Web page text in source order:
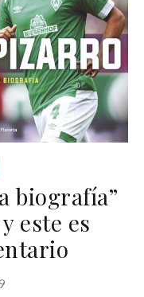
biografía”
este es